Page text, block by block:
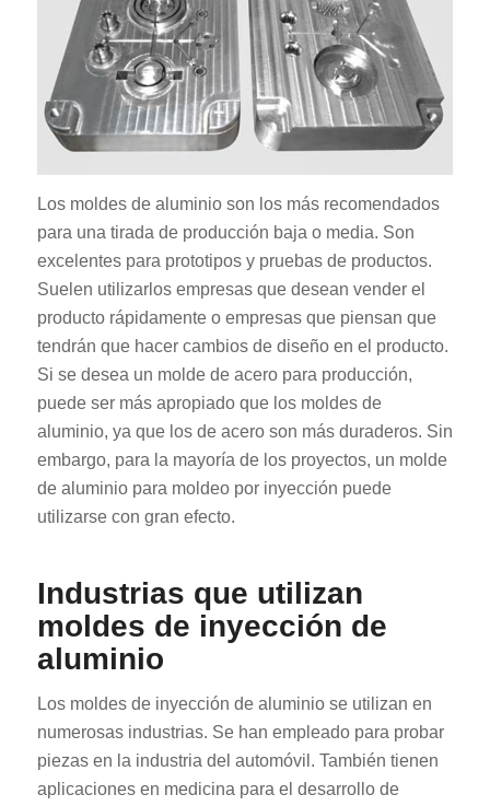
Los moldes de aluminio son los más recomendados
para una tirada de producción baja o media. Son
excelentes para prototipos y pruebas de productos.
Suelen utilizarlos empresas que desean vender el
producto rápidamente o empresas que piensan que
tendrán que hacer cambios de diseño en el producto.
Si se desea un molde de acero para producción,
puede ser más apropiado que los moldes de
aluminio, ya que los de acero son más duraderos. Sin
embargo, para la mayoría de los proyectos, un molde
de aluminio para moldeo por inyección puede
utilizarse con gran efecto.
Industrias que utilizan
moldes de inyección de
aluminio
Los moldes de inyección de aluminio se utilizan en
numerosas industrias. Se han empleado para probar
piezas en la industria del automóvil. También tienen
aplicaciones en medicina para el desarrollo de